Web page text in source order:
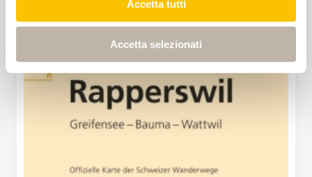
Accetta tutti
Accetta selezionati